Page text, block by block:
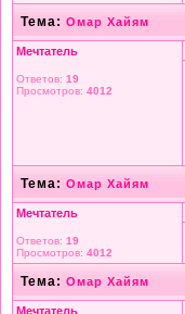
Тема: Омар Хайям
Мечтатель
Ответов: 19
Просмотров: 4012
Тема: Омар Хайям
Мечтатель
Ответов: 19
Просмотров: 4012
Тема: Омар Хайям
Мечтатель